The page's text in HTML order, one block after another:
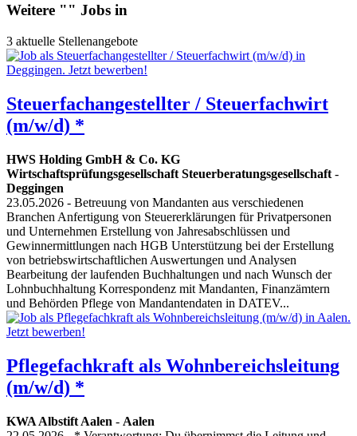
Weitere "" Jobs in
3 aktuelle Stellenangebote
Steuerfachangestellter / Steuerfachwirt
(m/w/d) *
HWS Holding GmbH & Co. KG
Wirtschaftsprüfungsgesellschaft Steuerberatungsgesellschaft -
Deggingen
23.05.2026 - Betreuung von Mandanten aus verschiedenen
Branchen Anfertigung von Steuererklärungen für Privatpersonen
und Unternehmen Erstellung von Jahresabschlüssen und
Gewinnermittlungen nach HGB Unterstützung bei der Erstellung
von betriebswirtschaftlichen Auswertungen und Analysen
Bearbeitung der laufenden Buchhaltungen und nach Wunsch der
Lohnbuchhaltung Korrespondenz mit Mandanten, Finanzämtern
und Behörden Pflege von Mandantendaten in DATEV...
Pflegefachkraft als Wohnbereichsleitung
(m/w/d) *
KWA Albstift Aalen - Aalen